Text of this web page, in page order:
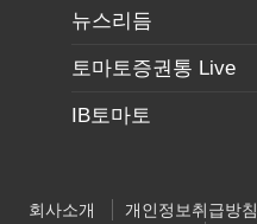
뉴스리듬
토마토증권통 Live
IB토마토
회사소개 개인정보취급방침